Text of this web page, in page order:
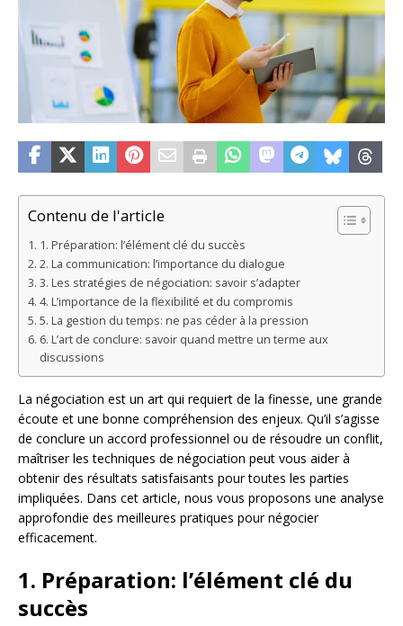
Contenu de l'article
1. Préparation: l’élément clé du succès
2. La communication: l’importance du dialogue
3. Les stratégies de négociation: savoir s’adapter
4. L’importance de la flexibilité et du compromis
5. La gestion du temps: ne pas céder à la pression
6. L’art de conclure: savoir quand mettre un terme aux
discussions
La négociation est un art qui requiert de la finesse, une grande
écoute et une bonne compréhension des enjeux. Qu’il s’agisse
de conclure un accord professionnel ou de résoudre un conflit,
maîtriser les techniques de négociation peut vous aider à
obtenir des résultats satisfaisants pour toutes les parties
impliquées. Dans cet article, nous vous proposons une analyse
approfondie des meilleures pratiques pour négocier
efficacement.
1. Préparation: l’élément clé du
succès